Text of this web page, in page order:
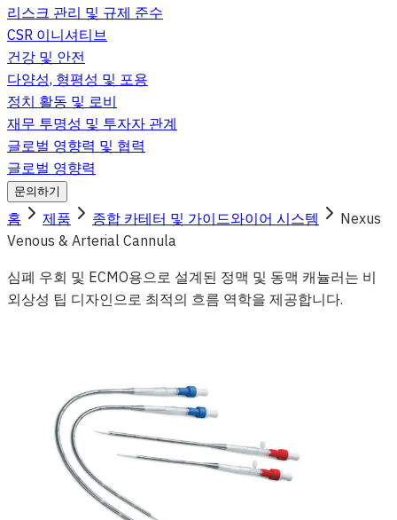
리스크 관리 및 규제 준수
CSR 이니셔티브
건강 및 안전
다양성, 형평성 및 포용
정치 활동 및 로비
재무 투명성 및 투자자 관계
글로벌 영향력 및 협력
글로벌 영향력
문의하기
홈 제품 종합 카테터 및 가이드와이어 시스템
Nexus
Venous & Arterial Cannula
심폐 우회 및 ECMO용으로 설계된 정맥 및 동맥 캐뉼러는 비
외상성 팁 디자인으로 최적의 흐름 역학을 제공합니다.